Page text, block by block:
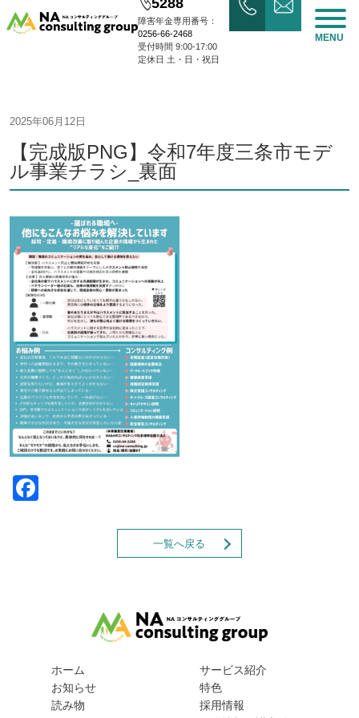
障害年金専用番号：
0256-66-2468
受付時間 9:00-17:00
定休日 土・日・祝日
MENU
2025年06月12日
【完成版PNG】令和7年度三条市モデ
ル事業チラシ_裏面
一覧へ戻る
ホーム
お知らせ
読み物
サービス紹介
特色
採用情報